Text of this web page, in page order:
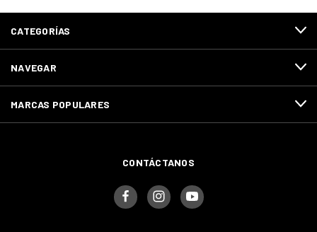
CATEGORÍAS
NAVEGAR
MARCAS POPULARES
CONTÁCTANOS